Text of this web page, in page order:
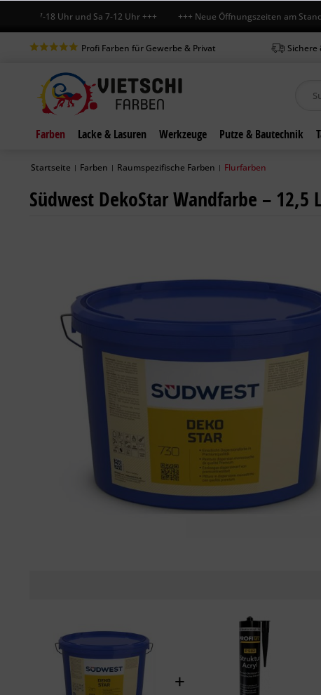
7-18 Uhr und Sa 7-12 Uhr +++ +++ Neue Öffnungszeiten am Standort in
Profi Farben für Gewerbe & Privat Sichere
Farben Lacke & Lasuren Werkzeuge Putze & Bautechnik
Startseite | Farben | Raumspezifische Farben | Flurfarben
Südwest DekoStar Wandfarbe – 12,5